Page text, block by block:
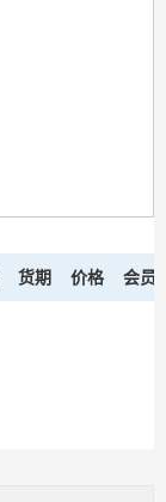
货期 价格 会员